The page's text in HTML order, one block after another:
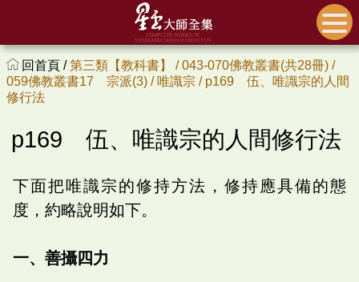
回首頁 /第三類【教科書】 /043-070佛教叢書(共28冊) /
059佛教叢書17 宗派(3) / 唯識宗 / p169 伍、唯識宗的人間
修行法
p169 伍、唯識宗的人間修行法
下面把唯識宗的修持方法，修持應具備的態
度，約略說明如下。
一、善攝四力